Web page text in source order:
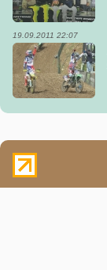
19.09.2011 22:07